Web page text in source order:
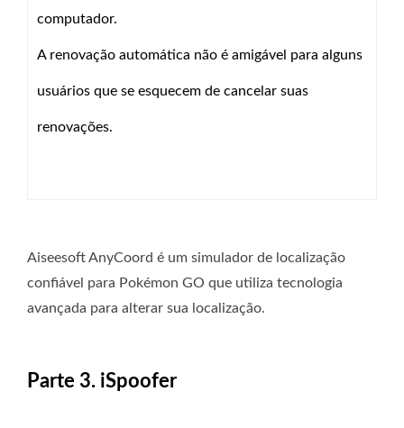
computador.
A renovação automática não é amigável para alguns
usuários que se esquecem de cancelar suas
renovações.
Aiseesoft AnyCoord é um simulador de localização
confiável para Pokémon GO que utiliza tecnologia
avançada para alterar sua localização.
Parte 3. iSpoofer